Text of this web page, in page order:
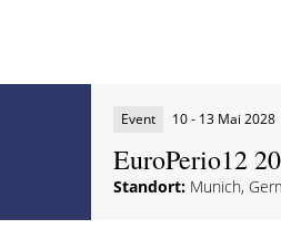
Event 10 - 13 Mai 2028
EuroPerio12
Standort: Munich,